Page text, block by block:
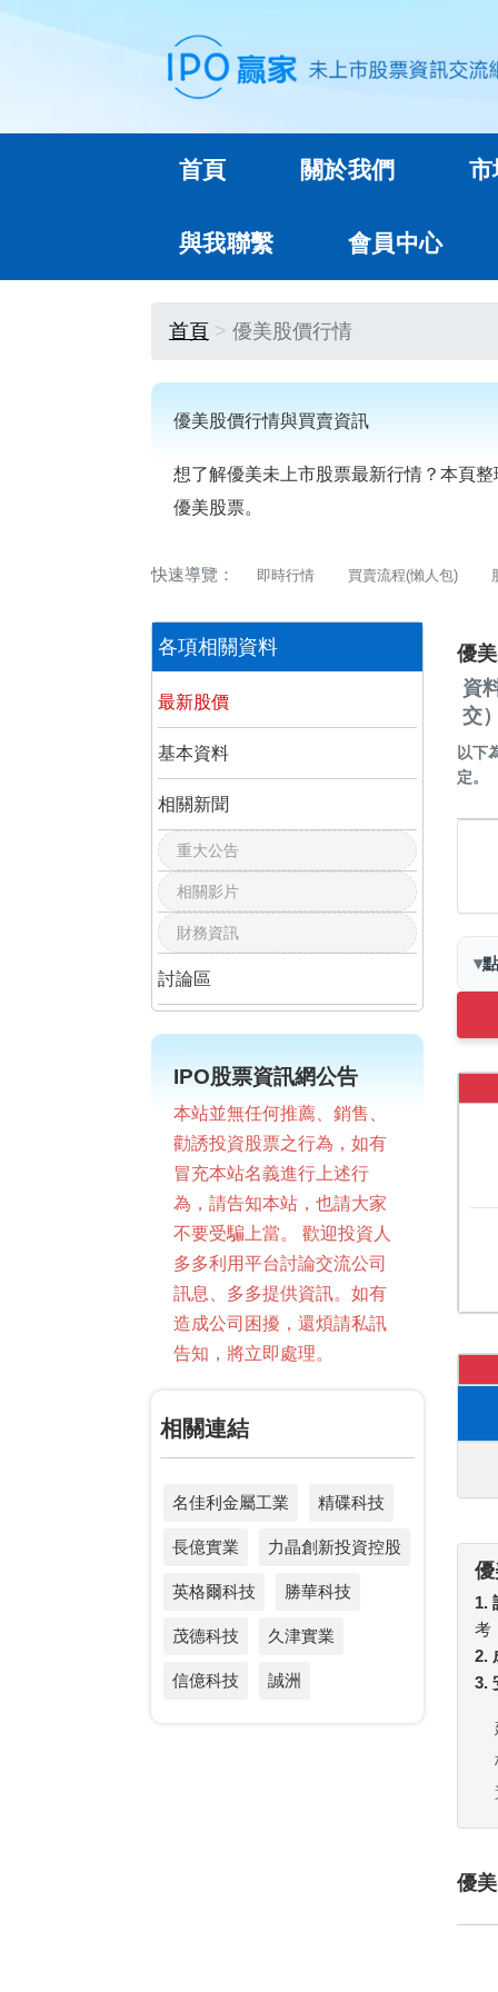
首頁 關於我們 市
與我聯繫 會員中心
首頁 優美股價行情
優美股價行情與買賣資訊
想了解優美未上市股票最新行情？本頁
優美股票。
快速導覽： 即時行情 買賣流程(懶人包)
各項相關資料
最新股價
基本資料
相關新聞
重大公告
相關影片
財務資訊
討論區
IPO股票資訊網公告
本站並無任何推薦、銷售、
勸誘投資股票之行為，如有
冒充本站名義進行上述行
為，請告知本站，也請大家
不要受騙上當。 歡迎投資人
多多利用平台討論交流公司
訊息、多多提供資訊。如有
造成公司困擾，還煩請私訊
告知，將立即處理。
相關連結
名佳利金屬工業 精碟科技
長億實業 力晶創新投資控股
英格爾科技 勝華科技
茂德科技 久津實業
信億科技 誠洲
優美
資
交
以下
定。
▾
1.
考
2.
3.
優